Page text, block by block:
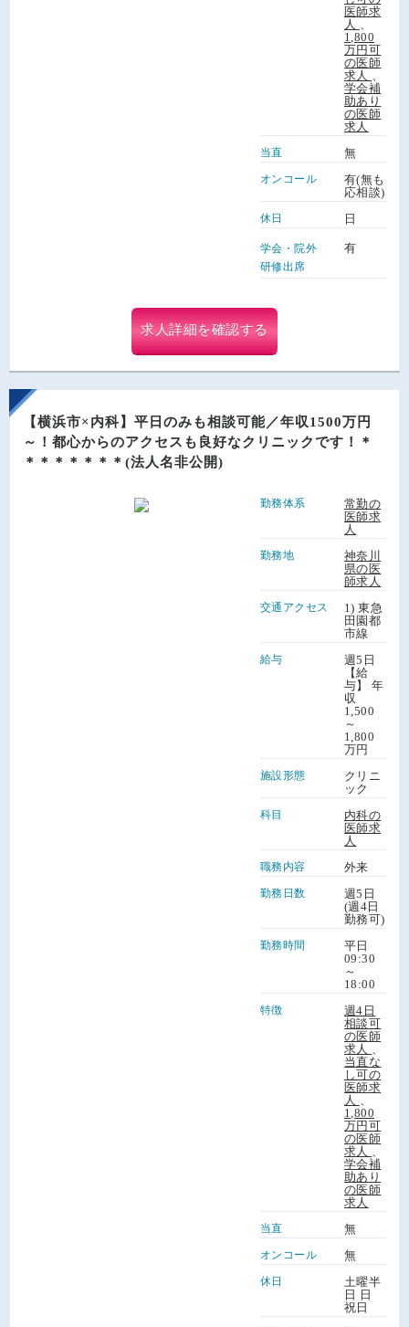
医師求
人
1,800
万円可
の医師
求人
学会補
助あり
の医師
求人
当直 無
オンコール
有(無も
応相談)
休日 日
学会・院外
研修出席
有
求人詳細を確認する
【横浜市×内科】平日のみも相談可能／年収1500万円
～！都心からのアクセスも良好なクリニックです！＊
＊＊＊＊＊＊＊(法人名非公開)
勤務体系
常勤の
医師求
人
勤務地
神奈川
県の医
師求人
交通アクセス
1) 東急
田園都
市線
給与
週5日
【給
与】 年
収
1,500
～
1,800
万円
施設形態
クリニ
ック
科目
内科の
医師求
人
職務内容 外来
勤務日数
週5日
(週4日
勤務可)
勤務時間
平日
09:30
～
18:00
特徴
週4日
相談可
の医師
求人
当直な
し可の
医師求
人
1,800
万円可
の医師
求人
学会補
助あり
の医師
求人
当直 無
オンコール 無
休日
土曜半
日 日
祝日